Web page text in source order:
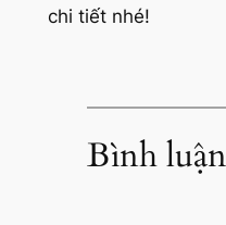
chi tiết nhé!
Bình luận